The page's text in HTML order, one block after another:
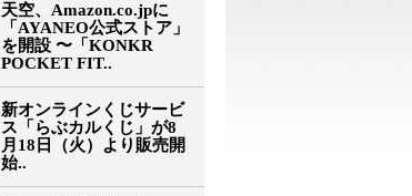
天空、Amazon.co.jpに
「AYANEO公式ストア」
を開設 〜「KONKR
POCKET FIT..
新オンラインくじサービ
ス「らぶカルくじ」が8
月18日（火）より販売開
始..